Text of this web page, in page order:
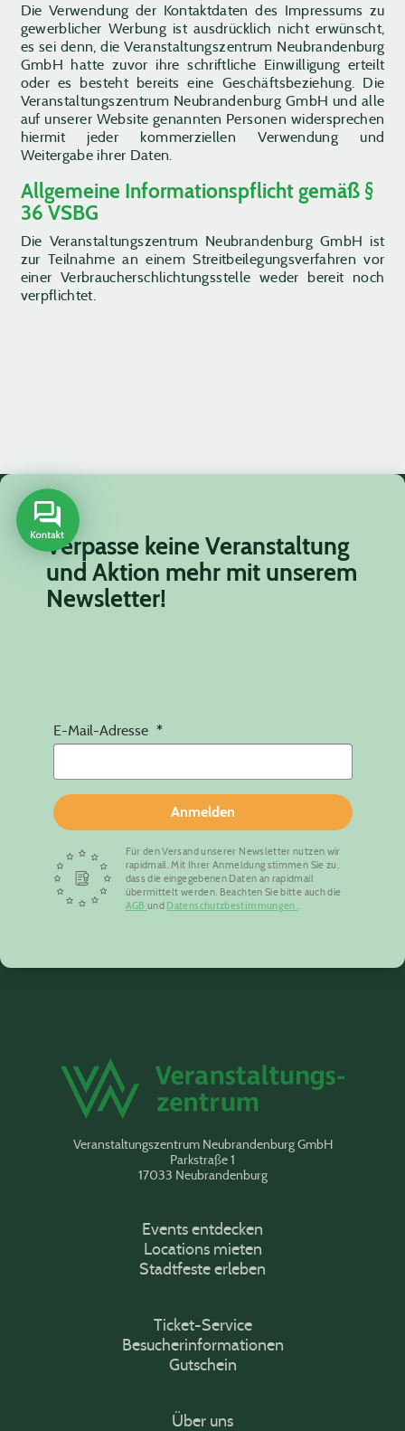
Die Verwendung der Kontaktdaten des Impressums zu
gewerblicher Werbung ist ausdrücklich nicht erwünscht,
es sei denn, die Veranstaltungszentrum Neubrandenburg
GmbH hatte zuvor ihre schriftliche Einwilligung erteilt
oder es besteht bereits eine Geschäftsbeziehung. Die
Veranstaltungszentrum Neubrandenburg GmbH und alle
auf unserer Website genannten Personen widersprechen
hiermit jeder kommerziellen Verwendung und
Weitergabe ihrer Daten.
Allgemeine Informationspflicht gemäß §
36 VSBG
Die Veranstaltungszentrum Neubrandenburg GmbH ist
zur Teilnahme an einem Streitbeilegungsverfahren vor
einer Verbraucherschlichtungsstelle weder bereit noch
verpflichtet.
Verpasse keine Veranstaltung
und Aktion mehr mit unserem
Newsletter!
E-Mail-Adresse
Anmelden
Für den Versand unserer Newsletter nutzen wir
rapidmail. Mit Ihrer Anmeldung stimmen Sie zu,
dass die eingegebenen Daten an rapidmail
übermittelt werden. Beachten Sie bitte auch die
AGB und Datenschutzbestimmungen.
Veranstaltungszentrum Neubrandenburg GmbH
Parkstraße 1
17033 Neubrandenburg
Events entdecken
Locations mieten
Stadtfeste erleben
Ticket-Service
Besucherinformationen
Gutschein
Über uns